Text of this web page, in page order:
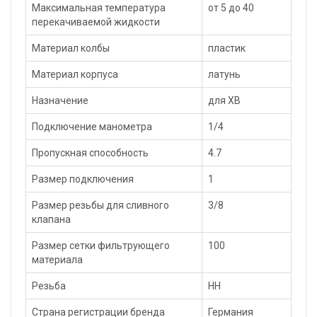
Максимальная температура
перекачиваемой жидкости
от 5 до 40
Материал колбы пластик
Материал корпуса латунь
Назначение для ХВ
Подключение манометра 1/4
Пропускная способность 4.7
Размер подключения 1
Размер резьбы для сливного
клапана
3/8
Размер сетки фильтрующего
материала
100
Резьба НН
Страна регистрации бренда Германия